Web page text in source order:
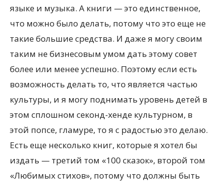
языке и музыка. А книги — это единственное,
что можно было делать, потому что это еще не
такие большие средства. И даже я могу своим
таким не бизнесовым умом дать этому совет
более или менее успешно. Поэтому если есть
возможность делать то, что является частью
культуры, и я могу поднимать уровень детей в
этом сплошном секонд-хенде культурном, в
этой попсе, гламуре, то я с радостью это делаю.
Есть еще несколько книг, которые я хотел бы
издать — третий том «100 сказок», второй том
«Любимых стихов», потому что должны быть